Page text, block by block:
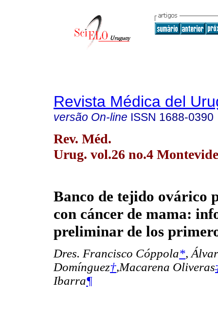
Revista Médica del
versão On-line ISSN 1688-0390
Rev. Méd.
Urug. vol.26 no.4
Banco de tejido ovárico
con cáncer de mama:
preliminar de los
Dres. Francisco Cóppola*,
Domínguez†,Macarena Oliveras
Ibarra¶